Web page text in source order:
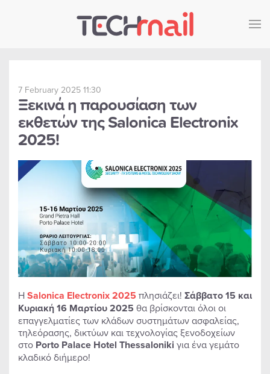
Skip to main content
7 February 2025 11:30
Ξεκινά η παρουσίαση των
εκθετών της Salonica Electronix
2025!
ΗSalonica Electronix 2025 πλησιάζει! Σάββατο15 και
Κυριακή 16 Μαρτίου 2025 θα βρίσκονται όλοι οι
επαγγελματίες των κλάδων συστημάτων ασφαλείας,
τηλεόρασης, δικτύων και τεχνολογίας ξενοδοχείων
στο Porto Palace Hotel Thessaloniki για ένα γεμάτο
κλαδικό διήμερο!